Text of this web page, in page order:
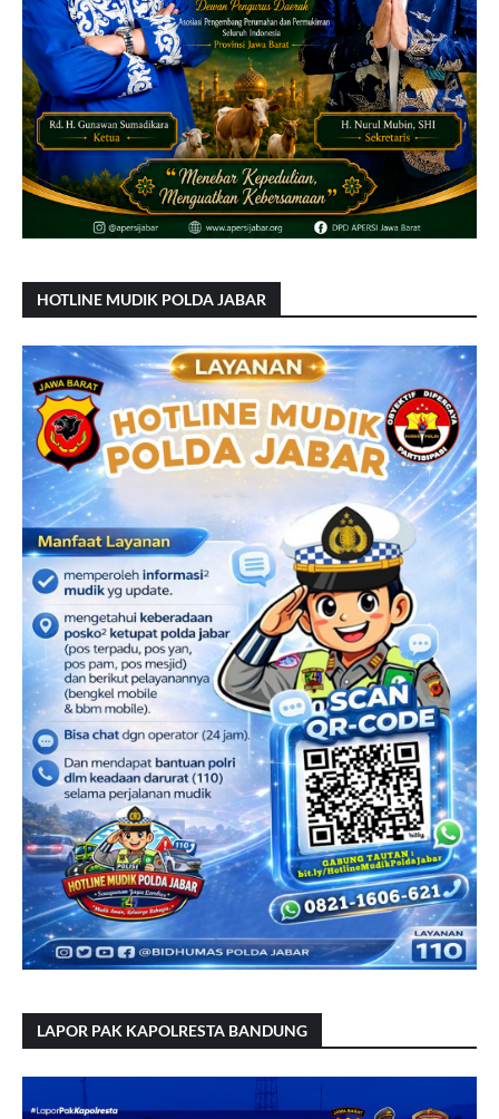
HOTLINE MUDIK POLDA JABAR
LAPOR PAK KAPOLRESTA BANDUNG